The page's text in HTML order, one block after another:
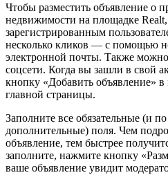
Чтобы разместить объявление о
недвижимости на площадке
зарегистрированным
несколько кликов — с помощью
электронной почты. Также можно
соцсети. Когда вы зашли в свой
кнопку «Добавить объявление»
главной страницы.
Заполните все обязательные (и
дополнительные) поля. Чем
объявление, тем быстрее
заполните, нажмите кнопку
ваше объявление увидит